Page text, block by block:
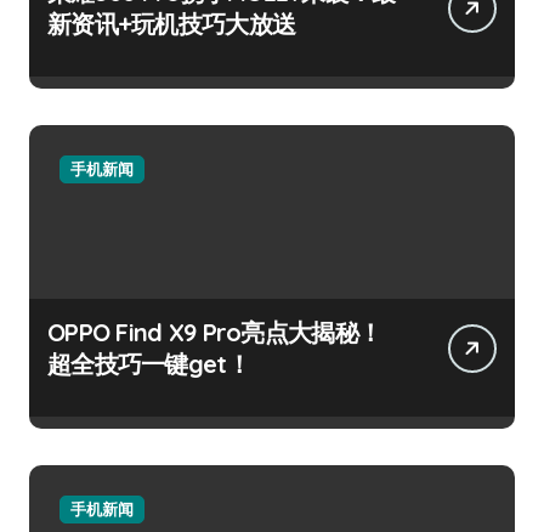
新资讯+玩机技巧大放送
手机新闻
OPPO Find X9 Pro亮点大揭秘！
超全技巧一键get！
手机新闻